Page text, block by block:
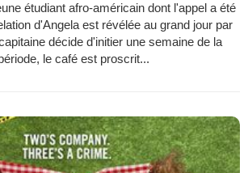
étudiant afro-américain dont l'appel a été
d'Angela est révélée au grand jour par
décide d'initier une semaine de la
le café est proscrit...